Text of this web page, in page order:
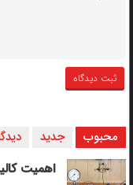
محبوب جدید
اهمیت